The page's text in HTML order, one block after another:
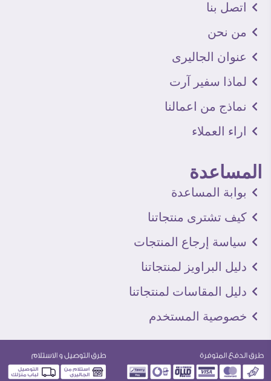
اتصل بنا
من نحن
عنوان الجاليرى
لماذا سفير آرت
نماذج من اعمالنا
اراء العملاء
المساعدة
بوابة المساعدة
كيف تشترى منتجاتنا
سياسة إرجاع المنتجات
دليل البراويز لمنتجاتنا
دليل المقاسات لمنتجاتنا
خصوصية المستخدم